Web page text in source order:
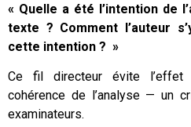
« Quelle a été l’intention de
texte ? Comment l’auteur
cette intention ? »
Ce fil directeur évite l’effet
cohérence de l’analyse — un
examinateurs.